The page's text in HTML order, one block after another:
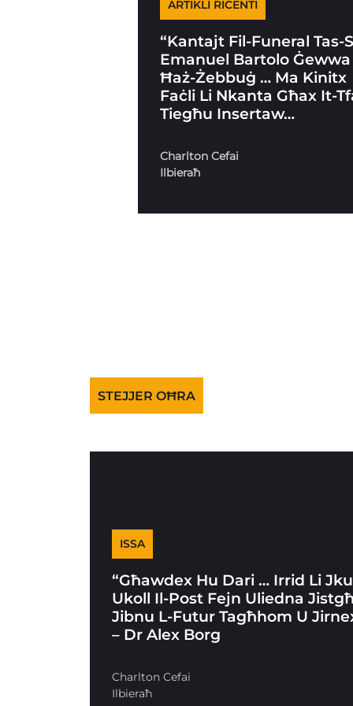
ARTIKLI RICENTI
“Kantajt Fil-Funeral Tas-
Emanuel Bartolo Ġewwa
Ħaż-Żebbuġ … Ma Kinitx
Faċli Li Nkanta Għax It-
Tiegħu Insertaw…
Charlton Cefai
Ilbieraħ
STEJJER OĦRA
ISSA
“Għawdex Hu Dari … Irrid Li
Ukoll Il-Post Fejn Uliedna
Jibnu L-Futur Tagħhom U
– Dr Alex Borg
Charlton Cefai
Ilbieraħ